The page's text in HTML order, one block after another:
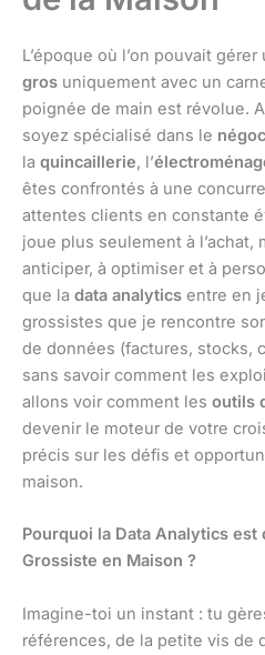
L’époque où l’on pouvait gérer
gros uniquement avec un
poignée de main est révolue.
soyez spécialisé dans le
la quincaillerie, l’
êtes confrontés à une
attentes clients en constante
joue plus seulement à l’achat,
anticiper, à optimiser et à
que la data analytics entre en
grossistes que je rencontre
de données (factures, stocks,
sans savoir comment les
allons voir comment les outils
devenir le moteur de votre
précis sur les défis et
maison.
Pourquoi la Data Analytics
Grossiste en Maison ?
Imagine-toi un instant : tu
références, de la petite vis de